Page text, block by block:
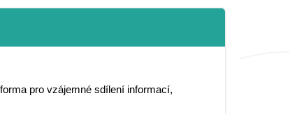
pro vzájemné sdílení informací,